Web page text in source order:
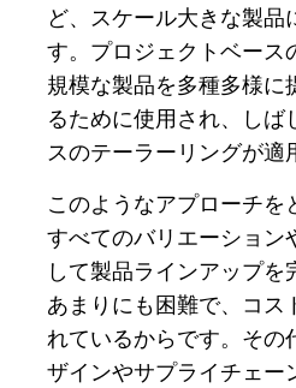
ど、スケール大きな製品
す。プロジェクトベース
規模な製品を多種多様に
るために使用され、しば
スのテーラーリングが適
このようなアプローチを
すべてのバリエーション
して製品ラインアップを
あまりにも困難で、コス
れているからです。その
ザインやサプライチェー